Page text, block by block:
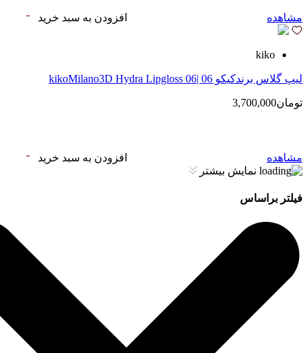
مشاهده افزودن به سبد خرید
kiko
لیپ گلاس‌ برندکیکو 06 |kikoMilano3D Hydra Lipgloss 06
تومان3,700,000
مشاهده
افزودن به سبد خرید
نمایش بیشتر
فیلتر براساس